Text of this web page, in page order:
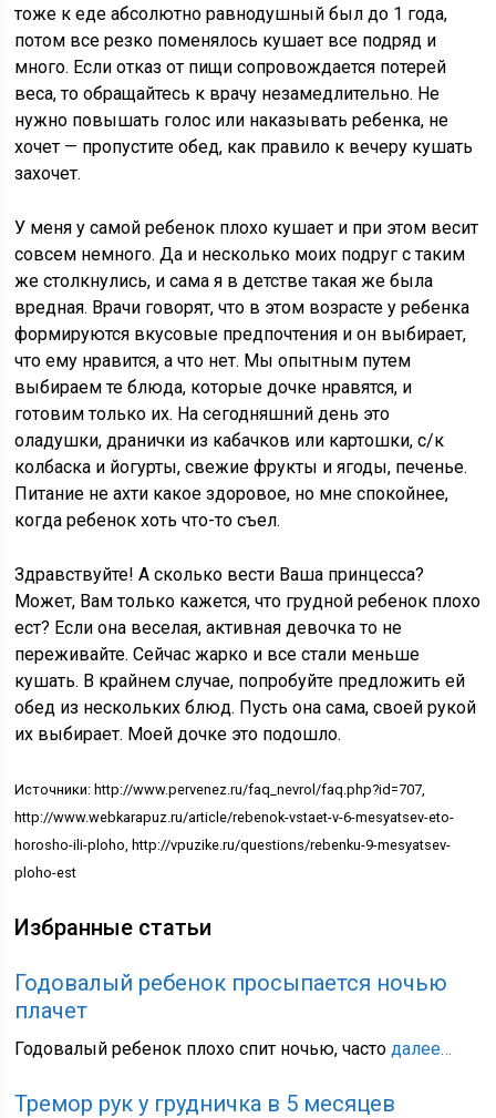
тоже к еде абсолютно равнодушный был до 1 года,
потом все резко поменялось кушает все подряд и
много. Если отказ от пищи сопровождается потерей
веса, то обращайтесь к врачу незамедлительно. Не
нужно повышать голос или наказывать ребенка, не
хочет — пропустите обед, как правило к вечеру кушать
захочет.
У меня у самой ребенок плохо кушает и при этом весит
совсем немного. Да и несколько моих подруг с таким
же столкнулись, и сама я в детстве такая же была
вредная. Врачи говорят, что в этом возрасте у ребенка
формируются вкусовые предпочтения и он выбирает,
что ему нравится, а что нет. Мы опытным путем
выбираем те блюда, которые дочке нравятся, и
готовим только их. На сегодняшний день это
оладушки, дранички из кабачков или картошки, с/к
колбаска и йогурты, свежие фрукты и ягоды, печенье.
Питание не ахти какое здоровое, но мне спокойнее,
когда ребенок хоть что-то съел.
Здравствуйте! А сколько вести Ваша принцесса?
Может, Вам только кажется, что грудной ребенок плохо
ест? Если она веселая, активная девочка то не
переживайте. Сейчас жарко и все стали меньше
кушать. В крайнем случае, попробуйте предложить ей
обед из нескольких блюд. Пусть она сама, своей рукой
их выбирает. Моей дочке это подошло.
Источники: http://www.pervenez.ru/faq_nevrol/faq.php?id=707,
http://www.webkarapuz.ru/article/rebenok-vstaet-v-6-mesyatsev-eto-
horosho-ili-ploho, http://vpuzike.ru/questions/rebenku-9-mesyatsev-
ploho-est
Избранные статьи
Годовалый ребенок просыпается ночью
плачет
Годовалый ребенок плохо спит ночью, частодалее…
Тремор рук у грудничка в 5 месяцев